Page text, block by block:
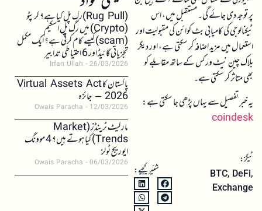
پر توجہ دی جائے گی۔ مستقبل میں، اس
ٹیکنالوجی کی کامیابی بٹ کوائن کی مقبولیت اور
استعمال میں مزید اضافہ کر سکتی ہے، اور دیگر
بلاک چین نیٹ ورکس کے ساتھ مقابلے کو
بھی متاثر کر سکتی ہے۔
یہ خبر تفصیل سے یہاں پڑھی جا سکتی ہے:
coindesk
ٹیگز:
BTC, DeFi,
Exchange
شئیر کیجیے:
(Rug Pull)رگ پل کیا ہے؟ کرپٹو
(Crypto) میں رگ پل اسکیم
(scam)کیسے کام کرتی ہے؟ ایک مکمل
تجزیاتی گائیڈ اور 6 احتیاطی تدابیر
Irfan Ullah 26/03/2026
پاکستان کا Virtual Assets Act
2026 – جائزہ
Owais Paracha 12/03/2026
مارکیٹ ٹرینڈز (Market
Trends) کیا ہوتے ہیں؟ 4 موونگ
ایوریج ٹولز
Owais Paracha 06/03/2026